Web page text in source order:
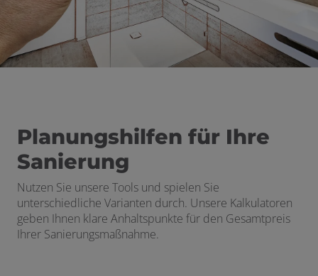
Planungshilfen für Ihre
Sanierung
Nutzen Sie unsere Tools und spielen Sie
unterschiedliche Varianten durch. Unsere Kalkulatoren
geben Ihnen klare Anhaltspunkte für den Gesamtpreis
Ihrer Sanierungsmaßnahme.
und schließen